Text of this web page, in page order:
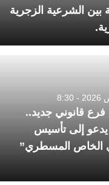
بين الشرعية الزجرية
فرع قانوني جديد..
يدعو إلى تأسيس
الخاص المسطري”